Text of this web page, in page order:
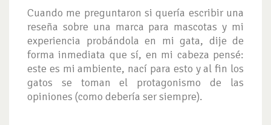
Cuando me preguntaron si quería escribir una
reseña sobre una marca para mascotas y mi
experiencia probándola en mi gata, dije de
forma inmediata que sí, en mi cabeza pensé:
este es mi ambiente, nací para esto y al fin los
gatos se toman el protagonismo de las
opiniones (como debería ser siempre).